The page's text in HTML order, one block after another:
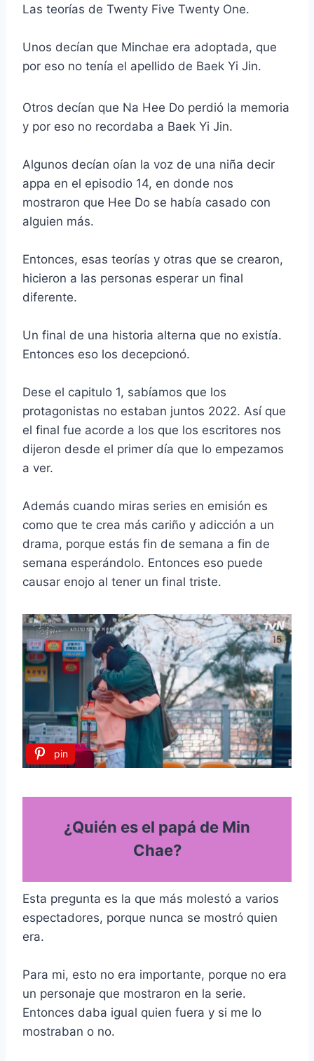
Las teorías de Twenty Five Twenty One.
Unos decían que Minchae era adoptada, que
por eso no tenía el apellido de Baek Yi Jin.
Otros decían que Na Hee Do perdió la memoria
y por eso no recordaba a Baek Yi Jin.
Algunos decían oían la voz de una niña decir
appa en el episodio 14, en donde nos
mostraron que Hee Do se había casado con
alguien más.
Entonces, esas teorías y otras que se crearon,
hicieron a las personas esperar un final
diferente.
Un final de una historia alterna que no existía.
Entonces eso los decepcionó.
Dese el capitulo 1, sabíamos que los
protagonistas no estaban juntos 2022. Así que
el final fue acorde a los que los escritores nos
dijeron desde el primer día que lo empezamos
a ver.
Además cuando miras series en emisión es
como que te crea más cariño y adicción a un
drama, porque estás fin de semana a fin de
semana esperándolo. Entonces eso puede
causar enojo al tener un final triste.
pin
¿Quién es el papá de Min
Chae?
Esta pregunta es la que más molestó a varios
espectadores, porque nunca se mostró quien
era.
Para mi, esto no era importante, porque no era
un personaje que mostraron en la serie.
Entonces daba igual quien fuera y si me lo
mostraban o no.